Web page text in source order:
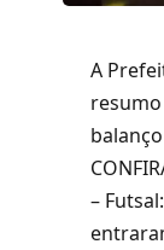
A
–